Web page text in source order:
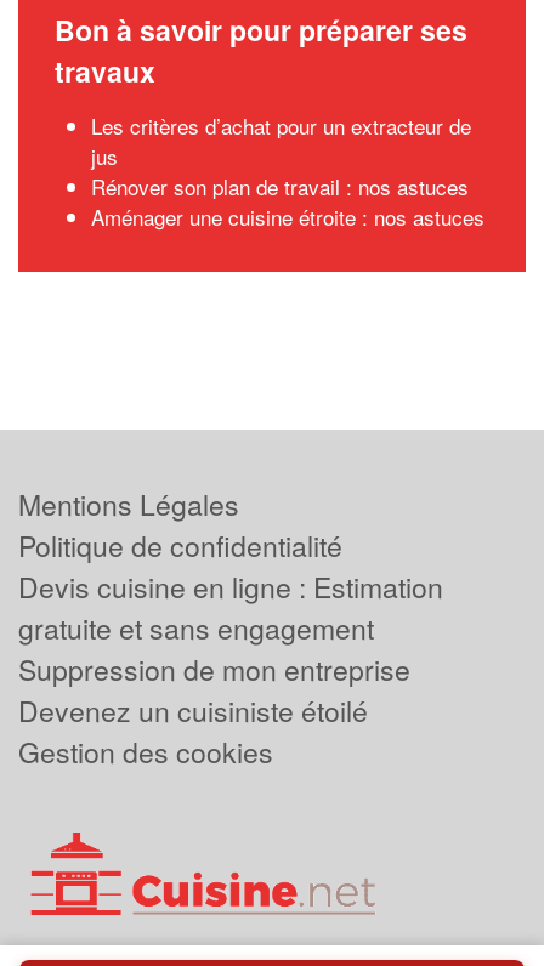
Bon à savoir pour préparer ses
travaux
Les critères d’achat pour un extracteur de
jus
Rénover son plan de travail : nos astuces
Aménager une cuisine étroite : nos astuces
Mentions Légales
Politique de confidentialité
Devis cuisine en ligne : Estimation
gratuite et sans engagement
Suppression de mon entreprise
Devenez un cuisiniste étoilé
Gestion des cookies